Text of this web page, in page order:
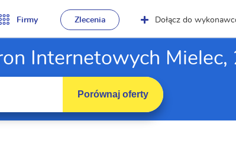
Firmy Zlecenia Dołącz do
Internetowych Mielec,
Porównaj oferty